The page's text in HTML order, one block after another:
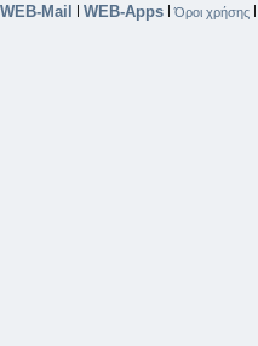
WEB-Mail | WEB-Apps |Όροι χρήσης |